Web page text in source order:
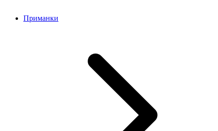
Приманки